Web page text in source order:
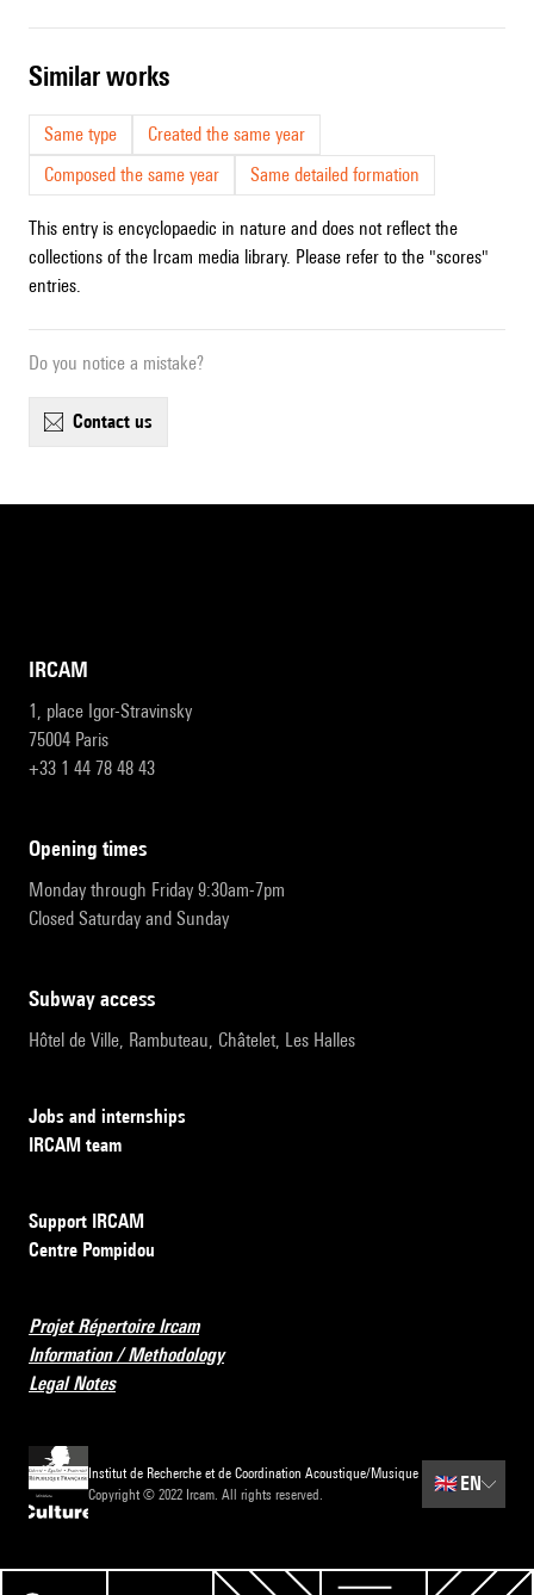
similar works
Same type
Created the same year
Composed the same year
Same detailed formation
This entry is encyclopaedic in nature and does not reflect the
collections of the Ircam media library. Please refer to the "scores"
entries.
Do you notice a mistake?
contact us
IRCAM
1, place Igor-Stravinsky
75004 Paris
+33 1 44 78 48 43
opening times
Monday through Friday 9:30am-7pm
Closed Saturday and Sunday
subway access
Hôtel de Ville, Rambuteau, Châtelet, Les Halles
Jobs and internships
IRCAM team
Support IRCAM
Centre Pompidou
Projet Répertoire Ircam
Information / Methodology
Legal Notes
Institut de Recherche et de Coordination Acoustique/Musique
Copyright © 2022 Ircam. All rights reserved.
🇬🇧 EN